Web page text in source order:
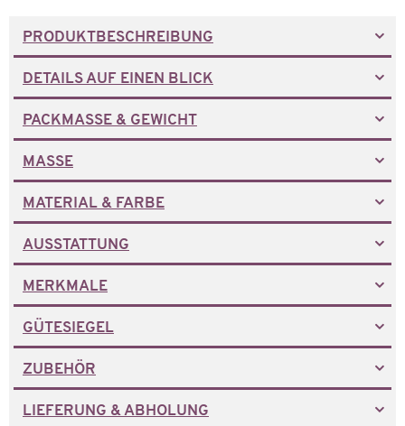
PRODUKTBESCHREIBUNG
DETAILS AUF EINEN BLICK
PACKMASSE & GEWICHT
MASSE
MATERIAL & FARBE
AUSSTATTUNG
MERKMALE
GÜTESIEGEL
ZUBEHÖR
LIEFERUNG & ABHOLUNG